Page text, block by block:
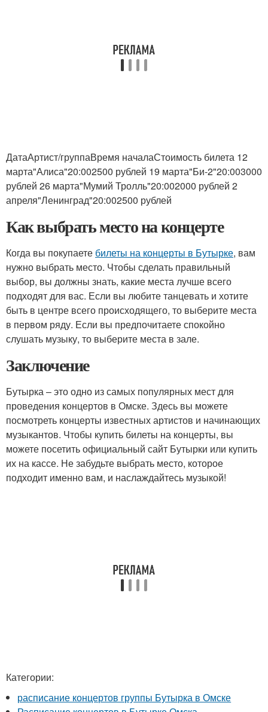
ДатаАртист/группаВремя началаСтоимость билета 12
марта"Алиса"20:002500 рублей 19 марта"Би-2"20:003000
рублей 26 марта"Мумий Тролль"20:002000 рублей 2
апреля"Ленинград"20:002500 рублей
Как выбрать место на концерте
Когда вы покупаете билеты на концерты в Бутырке, вам
нужно выбрать место. Чтобы сделать правильный
выбор, вы должны знать, какие места лучше всего
подходят для вас. Если вы любите танцевать и хотите
быть в центре всего происходящего, то выберите места
в первом ряду. Если вы предпочитаете спокойно
слушать музыку, то выберите места в зале.
Заключение
Бутырка – это одно из самых популярных мест для
проведения концертов в Омске. Здесь вы можете
посмотреть концерты известных артистов и начинающих
музыкантов. Чтобы купить билеты на концерты, вы
можете посетить официальный сайт Бутырки или купить
их на кассе. Не забудьте выбрать место, которое
подходит именно вам, и наслаждайтесь музыкой!
Категории:
расписание концертов группы Бутырка в Омске